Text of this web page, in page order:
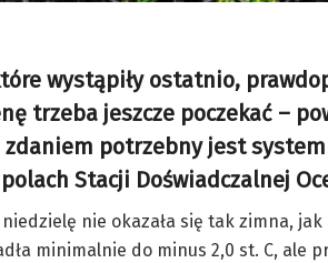
wystąpiły ostatnio,
trzeba jeszcze poczekać –
zdaniem potrzebny jest
Stacji Doświadczalnej
nie okazała się tak zimna,
minimalnie do minus 2,0 st. C, ale